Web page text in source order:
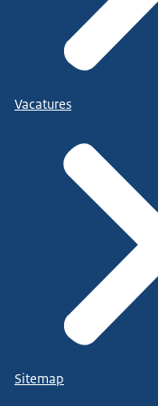
Vacatures
Sitemap